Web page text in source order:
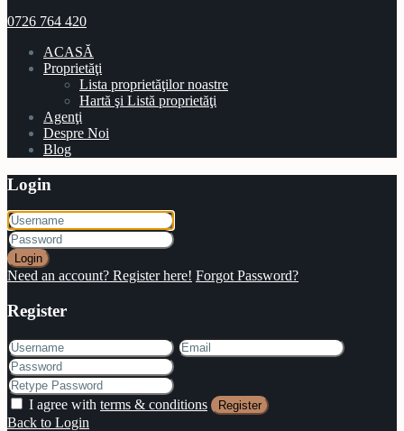
0726 764 420
ACASĂ
Proprietăţi
Lista proprietăţilor noastre
Hartă şi Listă proprietăţi
Agenţi
Despre Noi
Blog
Login
Login
Need an account? Register here! Forgot Password?
Register
I agree with terms & conditions Register
Back to Login